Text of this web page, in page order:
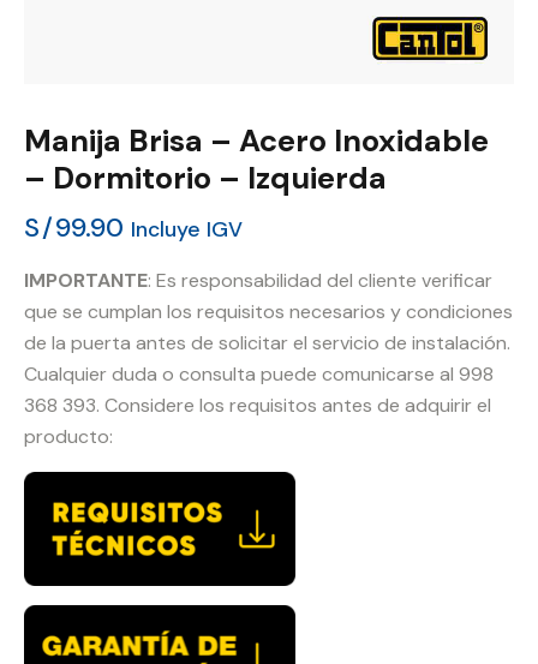
Manija Brisa – Acero Inoxidable
– Dormitorio – Izquierda
S/99.90 Incluye IGV
IMPORTANTE: Es responsabilidad del cliente verificar
que se cumplan los requisitos necesarios y condiciones
de la puerta antes de solicitar el servicio de instalación.
Cualquier duda o consulta puede comunicarse al 998
368 393. Considere los requisitos antes de adquirir el
producto: